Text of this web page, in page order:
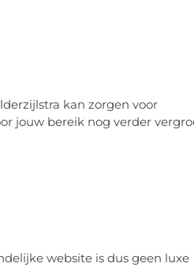
kan zorgen voor
jouw bereik nog verder
website is dus geen luxe